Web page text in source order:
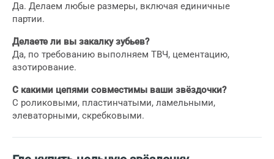
Да. Делаем любые размеры, включая единичные
партии.
Делаете ли вы закалку зубьев?
Да, по требованию выполняем ТВЧ, цементацию,
азотирование.
С какими цепями совместимы ваши звёздочки?
С роликовыми, пластинчатыми, ламельными,
элеваторными, скребковыми.